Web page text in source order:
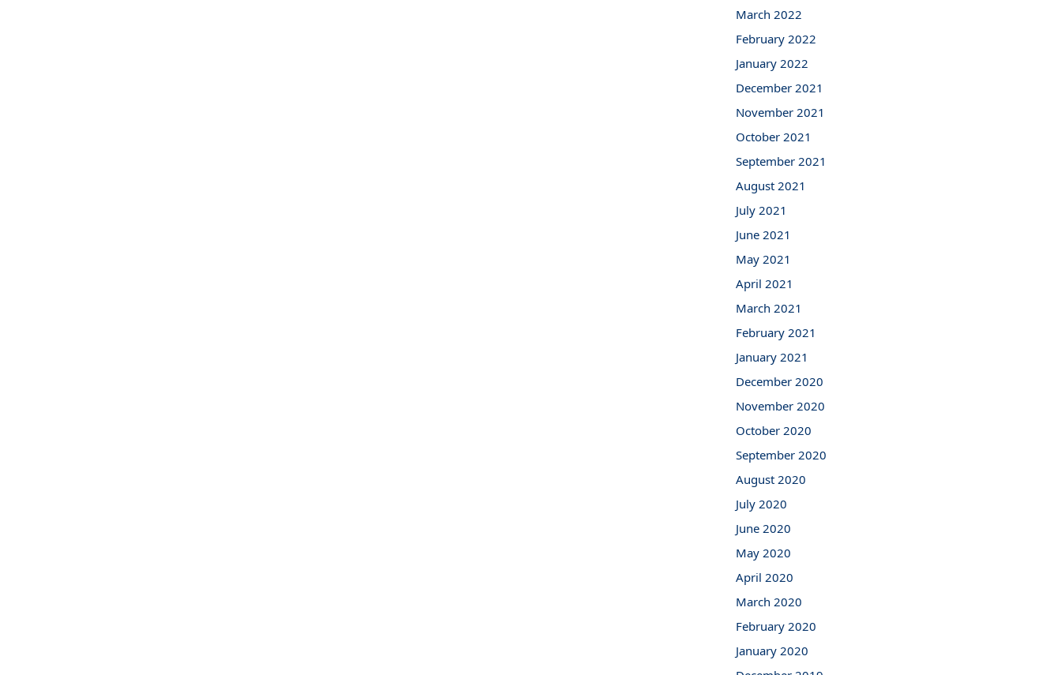
March 2022
February 2022
January 2022
December 2021
November 2021
October 2021
September 2021
August 2021
July 2021
June 2021
May 2021
April 2021
March 2021
February 2021
January 2021
December 2020
November 2020
October 2020
September 2020
August 2020
July 2020
June 2020
May 2020
April 2020
March 2020
February 2020
January 2020